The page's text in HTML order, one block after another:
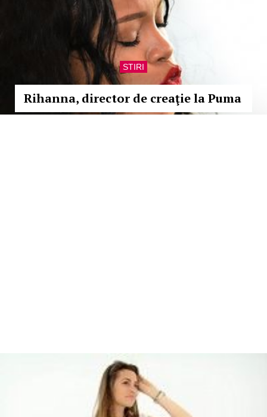
STIRI
Rihanna, director de creaţie la Puma